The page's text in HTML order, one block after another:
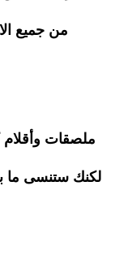
من جميع
ملصقات وأقلام
لكنك ستنسى